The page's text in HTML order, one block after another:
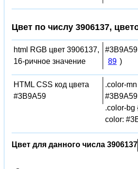
Цвет по числу 3906137,
html RGB цвет 3906137,
16-ричное значение
89 )
HTML CSS код цвета
#3B9A59
.color-
.color-bg
color:
Цвет для данного числа 3906137